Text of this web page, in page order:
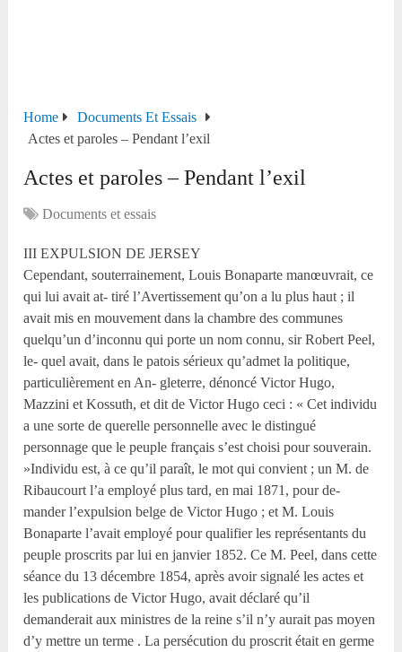
Home
Documents Et Essais
Actes et paroles – Pendant l’exil
Actes et paroles – Pendant l’exil
Documents et essais
III EXPULSION DE JERSEY
Cependant, souterrainement, Louis Bonaparte manœuvrait, ce
qui lui avait at- tiré l’Avertissement qu’on a lu plus haut ; il
avait mis en mouvement dans la chambre des communes
quelqu’un d’inconnu qui porte un nom connu, sir Robert Peel,
le- quel avait, dans le patois sérieux qu’admet la politique,
particulièrement en An- gleterre, dénoncé Victor Hugo,
Mazzini et Kossuth, et dit de Victor Hugo ceci : « Cet individu
a une sorte de querelle personnelle avec le distingué
personnage que le peuple français s’est choisi pour souverain.
»Individu est, à ce qu’il paraît, le mot qui convient ; un M. de
Ribaucourt l’a employé plus tard, en mai 1871, pour de-
mander l’expulsion belge de Victor Hugo ; et M. Louis
Bonaparte l’avait employé pour qualifier les représentants du
peuple proscrits par lui en janvier 1852. Ce M. Peel, dans cette
séance du 13 décembre 1854, après avoir signalé les actes et
les publications de Victor Hugo, avait déclaré qu’il
demanderait aux ministres de la reine s’il n’y aurait pas moyen
d’y mettre un terme . La persécution du proscrit était en germe